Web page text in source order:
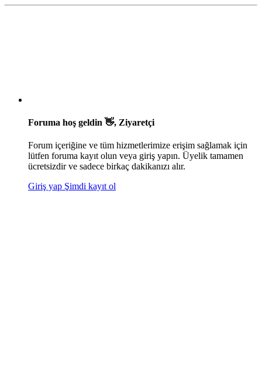
Foruma hoş geldin 👋, Ziyaretçi
Forum içeriğine ve tüm hizmetlerimize erişim sağlamak için
lütfen foruma kayıt olun veya giriş yapın. Üyelik tamamen
ücretsizdir ve sadece birkaç dakikanızı alır.
Giriş yap Şimdi kayıt ol